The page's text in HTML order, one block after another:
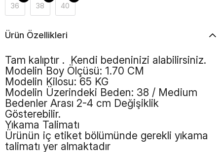
36 38 40
Ürün Özellikleri
Tam kalıptır . Kendi bedeninizi alabilirsiniz.
Modelin Boy Ölçüsü: 1.70 CM
Modelin Kilosu: 65 KG
Modelin Üzerindeki Beden: 38 / Medium
Bedenler Arası 2-4 cm Değişiklik
Gösterebilir.
Yıkama Talimatı
Ürünün iç etiket bölümünde gerekli yıkama
talimatı yer almaktadır